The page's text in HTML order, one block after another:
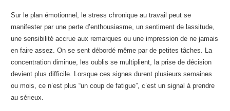
Sur le plan émotionnel, le stress chronique au travail peut se
manifester par une perte d’enthousiasme, un sentiment de lassitude,
une sensibilité accrue aux remarques ou une impression de ne jamais
en faire assez. On se sent débordé même par de petites tâches. La
concentration diminue, les oublis se multiplient, la prise de décision
devient plus difficile. Lorsque ces signes durent plusieurs semaines
ou mois, ce n’est plus “un coup de fatigue”, c’est un signal à prendre
au sérieux.